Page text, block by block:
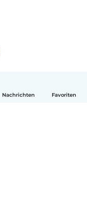
Nachrichten Favoriten